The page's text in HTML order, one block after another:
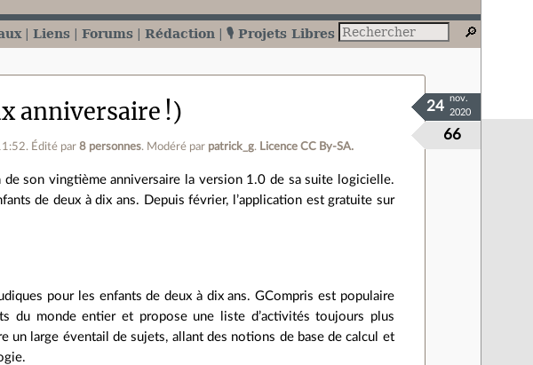
Liens Forums Rédaction 🎙️ Projets Libres
anniversaire !)
. Édité par8 personnes. Modéré par patrick_g. Licence CC By‑SA.
66
24
nov.
2020
de son vingtième anniversaire la version 1.0 de sa suite logicielle.
de deux à dix ans. Depuis février, l’application est gratuite sur
pour les enfants de deux à dix ans. GCompris est populaire
du monde entier et propose une liste d’activités toujours plus
un large éventail de sujets, allant des notions de base de calcul et